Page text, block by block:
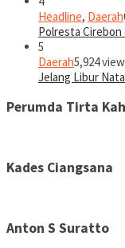
Headline, Daerah
Polresta
5
Daerah5,924
Jelang Libur
Perumda Tirta
Kades Ciangsana
Anton S Suratto